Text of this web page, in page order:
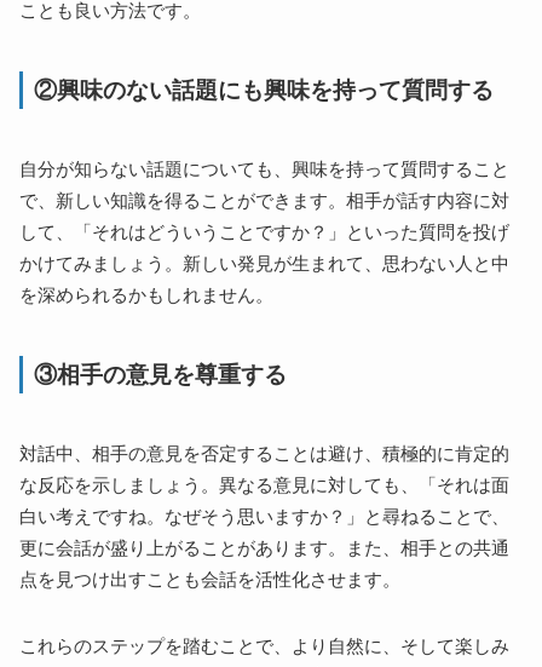
ことも良い方法です。
②興味のない話題にも興味を持って質問する
自分が知らない話題についても、興味を持って質問すること
で、新しい知識を得ることができます。相手が話す内容に対
して、「それはどういうことですか？」といった質問を投げ
かけてみましょう。新しい発見が生まれて、思わない人と中
を深められるかもしれません。
③相手の意見を尊重する
対話中、相手の意見を否定することは避け、積極的に肯定的
な反応を示しましょう。異なる意見に対しても、「それは面
白い考えですね。なぜそう思いますか？」と尋ねることで、
更に会話が盛り上がることがあります。また、相手との共通
点を見つけ出すことも会話を活性化させます。
これらのステップを踏むことで、より自然に、そして楽しみ